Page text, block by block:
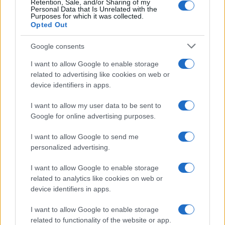
Retention, Sale, and/or Sharing of my
Personal Data that Is Unrelated with the
Purposes for which it was collected.
Opted Out
Google consents
I want to allow Google to enable storage
related to advertising like cookies on web or
device identifiers in apps.
I want to allow my user data to be sent to
Google for online advertising purposes.
I want to allow Google to send me
personalized advertising.
I want to allow Google to enable storage
related to analytics like cookies on web or
device identifiers in apps.
I want to allow Google to enable storage
related to functionality of the website or app.